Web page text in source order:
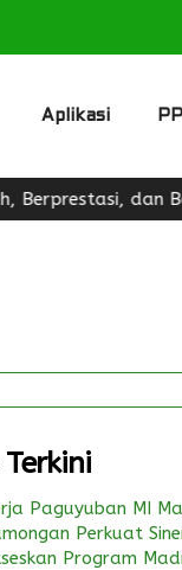
Aplikasi
dan
Paguyuban MI
Perkuat
Program